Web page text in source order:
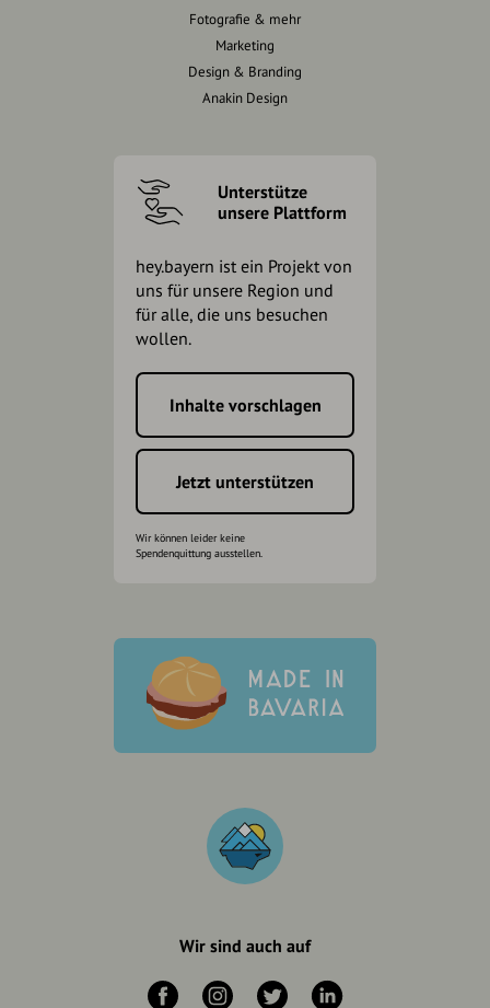
Fotografie & mehr
Marketing
Design & Branding
Anakin Design
Unterstütze
unsere Plattform
hey.bayern ist ein Projekt von
uns für unsere Region und
für alle, die uns besuchen
wollen.
Inhalte vorschlagen
Jetzt unterstützen
Wir können leider keine
Spendenquittung ausstellen.
Wir sind auch auf